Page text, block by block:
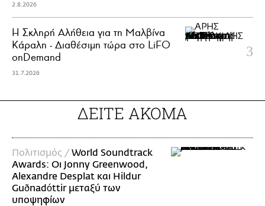
2.8.2026
Η Σκληρή Αλήθεια για τη Μαλβίνα
Κάραλη - Διαθέσιμη τώρα στo LiFO
onDemand
31.7.2026
ΔΕΙΤΕ ΑΚΟΜΑ
Πολιτισμός /World Soundtrack
Awards: Οι Jonny Greenwood,
Alexandre Desplat και Hildur
Guðnadóttir μεταξύ των
υποψηφίων